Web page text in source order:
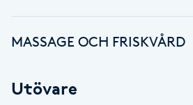
MASSAGE OCH FRISKVÅRD
Utövare